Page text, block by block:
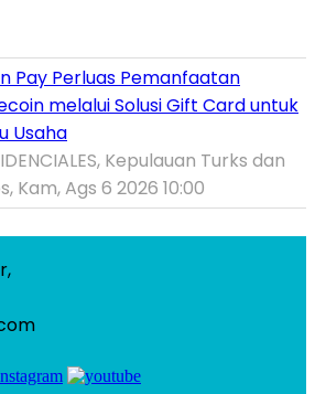
Pay Perluas Pemanfaatan
melalui Solusi Gift Card untuk
Usaha
Kepulauan Turks dan
Kam, Ags 6 2026 10:00